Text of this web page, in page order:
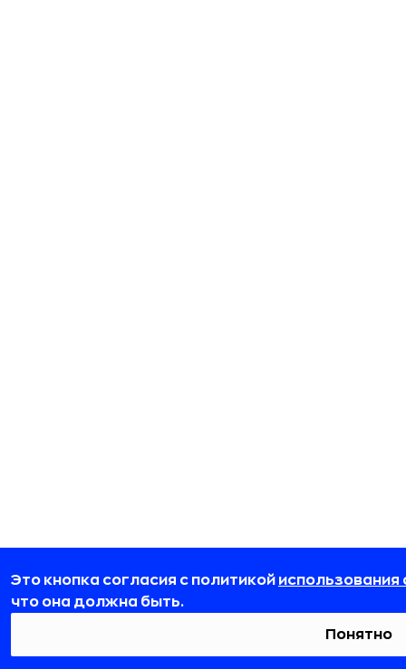
Это кнопка согласия с политикой использования
что она должна быть.
Понятно